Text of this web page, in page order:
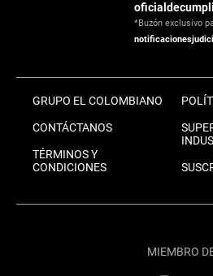
*Buzón exclusivo
GRUPO EL COLOMBIANO
CONTÁCTANOS
TÉRMINOS Y
CONDICIONES
MIEMBRO